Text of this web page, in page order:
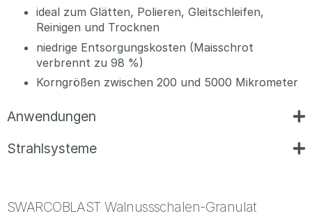
ideal zum Glätten, Polieren, Gleitschleifen,
Reinigen und Trocknen
niedrige Entsorgungskosten (Maisschrot
verbrennt zu 98 %)
Korngrößen zwischen 200 und 5000 Mikrometer
Anwendungen
Strahlsysteme
SWARCOBLAST Walnussschalen-Granulat